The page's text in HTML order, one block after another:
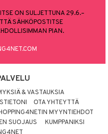
ON SULJETTUNA 29.6.–
SÄHKÖPOSTITSE
PIAN.
& VASTAUKSIA
OTA YHTEYTTÄ
MYYNTIEHDOT
SUOJAUS
KUMPPANIKSI